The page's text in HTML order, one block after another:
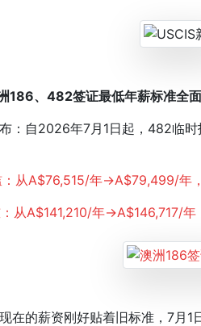
186、482签证最低年薪标准全
自2026年7月1日起，482临时
：从A$76,515/年→A$79,499/年
A$141,210/年→A$146,717/年
的薪资刚好贴着旧标准，7月1